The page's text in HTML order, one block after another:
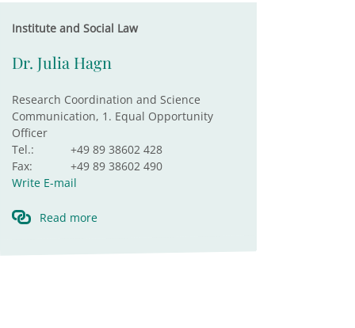
Institute and Social Law
Dr. Julia Hagn
Research Coordination and Science
Communication, 1. Equal Opportunity
Officer
Tel.:
+49 89 38602 428
Fax:
+49 89 38602 490
Write E-mail
Read more